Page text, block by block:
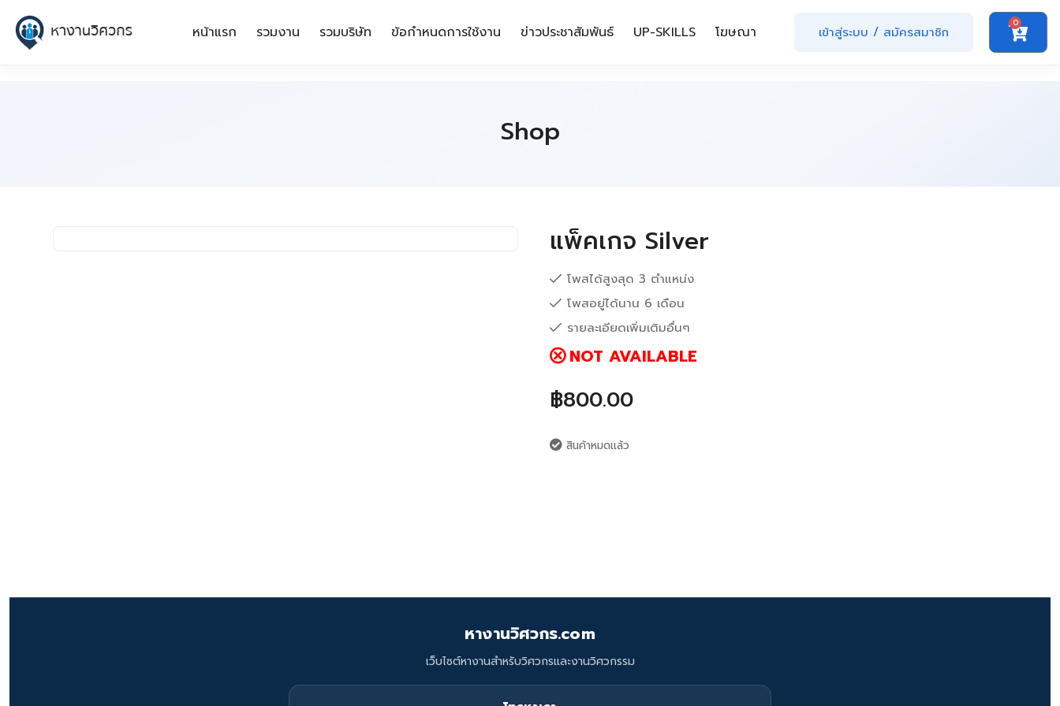
หน้าแรก รวมงาน รวมบริษัท ข้อกำหนดการใช้งาน ข่าวประชาสัมพันธ์ UP-SKILLS โฆษณา เข้าสู่ระบบ / สมัครสมาชิก
0
Shop
แพ็คเกจ Silver
โพสได้สูงสุด 3 ตำแหน่ง
โพสอยู่ได้นาน 6 เดือน
รายละเอียดเพิ่มเติมอื่นๆ
NOT AVAILABLE
฿800.00
สินค้าหมดแล้ว
หางานวิศวกร.com
เว็บไซต์หางานสำหรับวิศวกรและงานวิศวกรรม